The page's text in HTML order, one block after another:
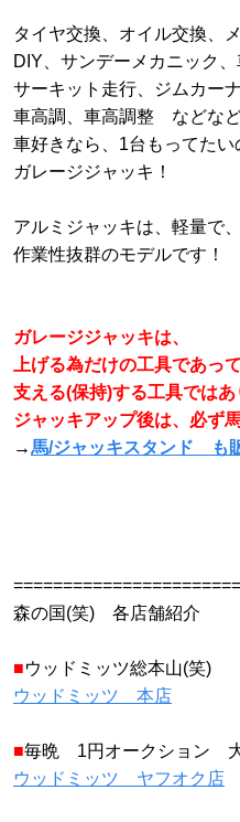
タイヤ交換、オイル交換、
DIY、サンデーメカニック
サーキット走行、ジムカー
車高調、車高調整 などなど
車好きなら、1台もってたい
ガレージジャッキ！
アルミジャッキは、軽量で
作業性抜群のモデルです！
ガレージジャッキは、
上げる為だけの工具であって
支える(保持)する工具ではあ
ジャッキアップ後は、必ず
→馬/ジャッキスタンド も
森の国(笑) 各店舗紹介
■ウッドミッツ総本山(笑)
ウッドミッツ 本店
■毎晩 1円オークション
ウッドミッツ ヤフオク店